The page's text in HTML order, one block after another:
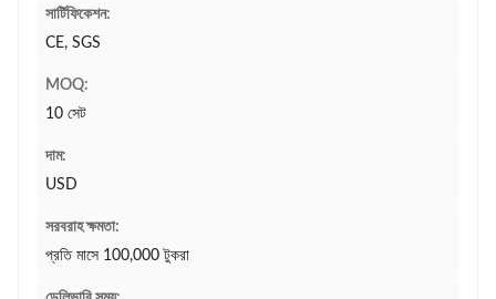
সার্টিফিকেশন:
CE, SGS
MOQ:
10 সেট
দাম:
USD
সরবরাহ ক্ষমতা:
প্রতি মাসে 100,000 টুকরা